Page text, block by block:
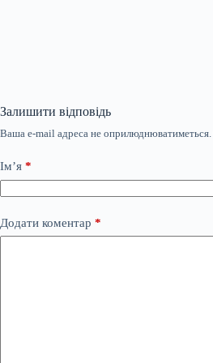
Залишити відповідь
Ваша e-mail адреса не оприлюднюватиметься.
Ім’я *
Додати коментар *